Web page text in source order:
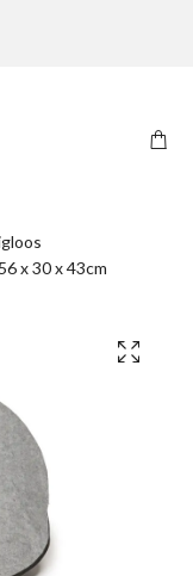
x 30 x 43cm